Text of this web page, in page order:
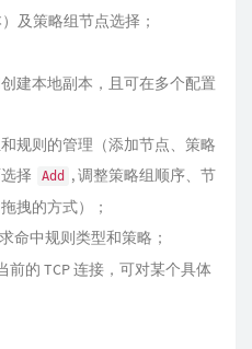
及策略组节点选择；
建本地副本，且可在多个配置
规则的管理（添加节点、策略
择
Add
, 调整策略组顺序、节
拽的方式）；
命中规则类型和策略；
前的 TCP 连接，可对某个具体